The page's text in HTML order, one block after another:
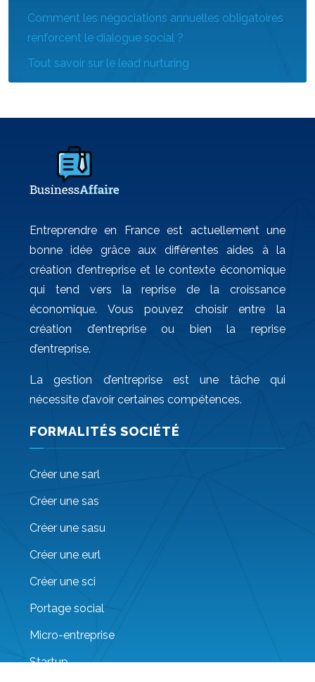
Comment les négociations annuelles obligatoires
renforcent le dialogue social ?
Tout savoir sur le lead nurturing
Entreprendre en France est actuellement une
bonne idée grâce aux différentes aides à la
création d’entreprise et le contexte économique
qui tend vers la reprise de la croissance
économique. Vous pouvez choisir entre la
création d’entreprise ou bien la reprise
d’entreprise.
La gestion d’entreprise est une tâche qui
nécessite d’avoir certaines compétences.
FORMALITÉS SOCIÉTÉ
Créer une sarl
Créer une sas
Créer une sasu
Créer une eurl
Créer une sci
Portage social
Micro-entreprise
Startup